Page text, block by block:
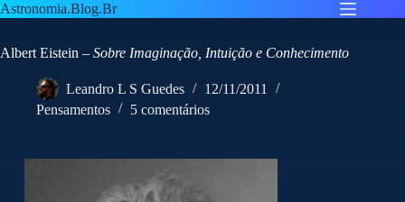
Pular
para
conteúdo
Astronomia.Blog.Br
Albert Eistein – Sobre Imaginação, Intuição e Conhecimento
Leandro L S Guedes
12/11/2011
Pensamentos
5 comentários